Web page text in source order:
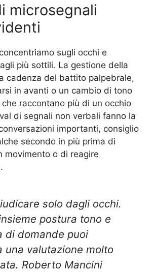
microsegnali
sugli occhi e
più sottili. La gestione della
cadenza del battito palpebrale,
in avanti o un cambio di tono
raccontano più di un occhio
di segnali non verbali fanno la
importanti, consiglio
secondo in più prima di
movimento o di reagire
solo dagli occhi.
postura tono e
di domande puoi
una valutazione molto
Roberto Mancini